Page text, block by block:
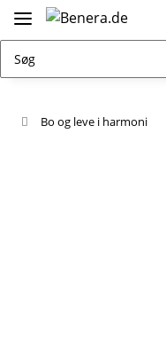
Bo og leve i harmoni